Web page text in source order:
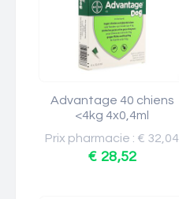
Advantage 40 chiens
<4kg 4x0,4ml
Prix pharmacie : € 32,04
€ 28,52